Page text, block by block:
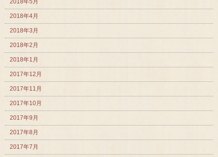
2018年4月
2018年3月
2018年2月
2018年1月
2017年12月
2017年11月
2017年10月
2017年9月
2017年8月
2017年7月